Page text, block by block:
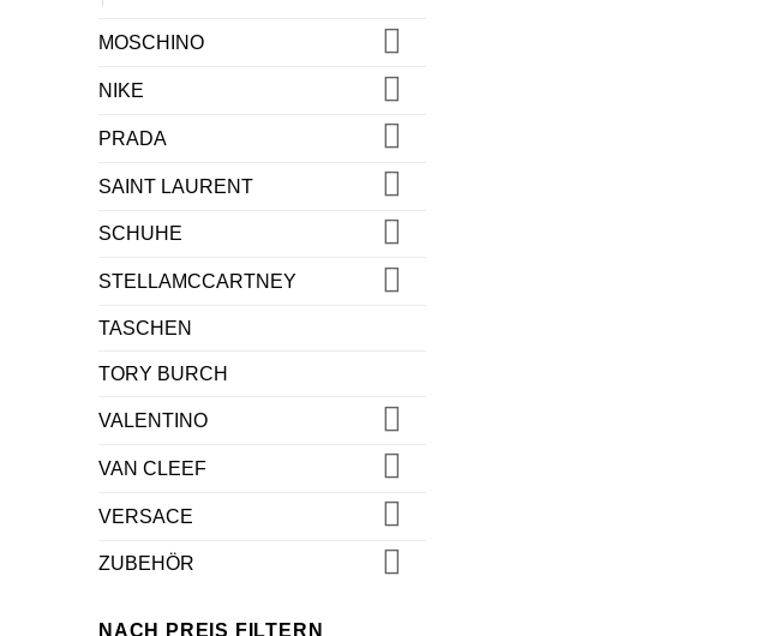
MOSCHINO
NIKE
PRADA
SAINT LAURENT
SCHUHE
STELLAMCCARTNEY
TASCHEN
TORY BURCH
VALENTINO
VAN CLEEF
VERSACE
ZUBEHÖR
NACH PREIS FILTERN